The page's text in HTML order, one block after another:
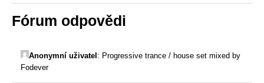
Fórum odpovědi
Anonymní uživatel: Progressive trance / house set mixed by
Fodever